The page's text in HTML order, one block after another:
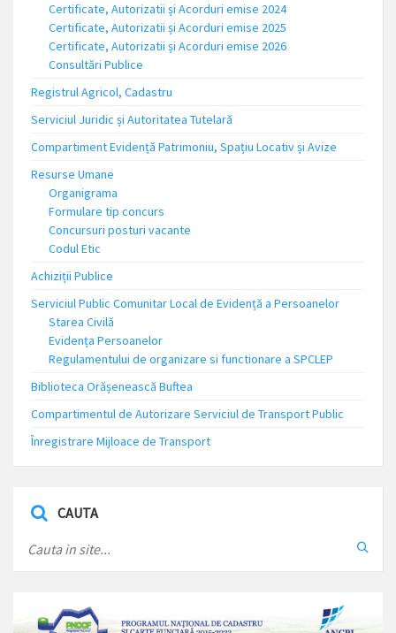
Certificate, Autorizatii și Acorduri emise 2024
Certificate, Autorizatii și Acorduri emise 2025
Certificate, Autorizatii și Acorduri emise 2026
Consultări Publice
Registrul Agricol, Cadastru
Serviciul Juridic și Autoritatea Tutelară
Compartiment Evidență Patrimoniu, Spațiu Locativ și Avize
Resurse Umane
Organigrama
Formulare tip concurs
Concursuri posturi vacante
Codul Etic
Achiziții Publice
Serviciul Public Comunitar Local de Evidență a Persoanelor
Starea Civilă
Evidența Persoanelor
Regulamentului de organizare si functionare a SPCLEP
Biblioteca Orășenească Buftea
Compartimentul de Autorizare Serviciul de Transport Public
Înregistrare Mijloace de Transport
CAUTA